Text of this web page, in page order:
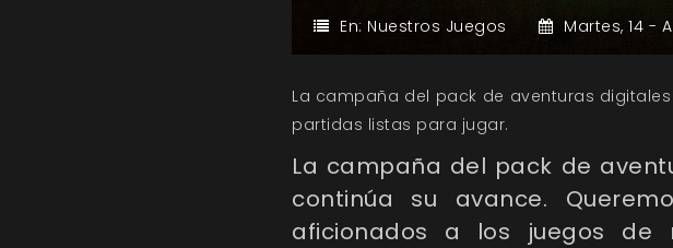
En: Nuestros Juegos Martes, 14 -
La campaña del pack de aventuras
partidas listas para jugar.
La campaña del pack de
continúa su avance.
aficionados a los juegos